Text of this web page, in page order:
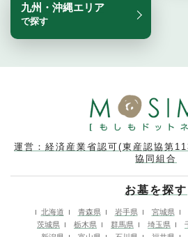
九州・沖縄エリア
で探す
運営：経済産業省認可(東産認協第
協同組合
お墓を探す
北海道 青森県 岩手県 宮城県
茨城県
栃木県 群馬県 埼玉県